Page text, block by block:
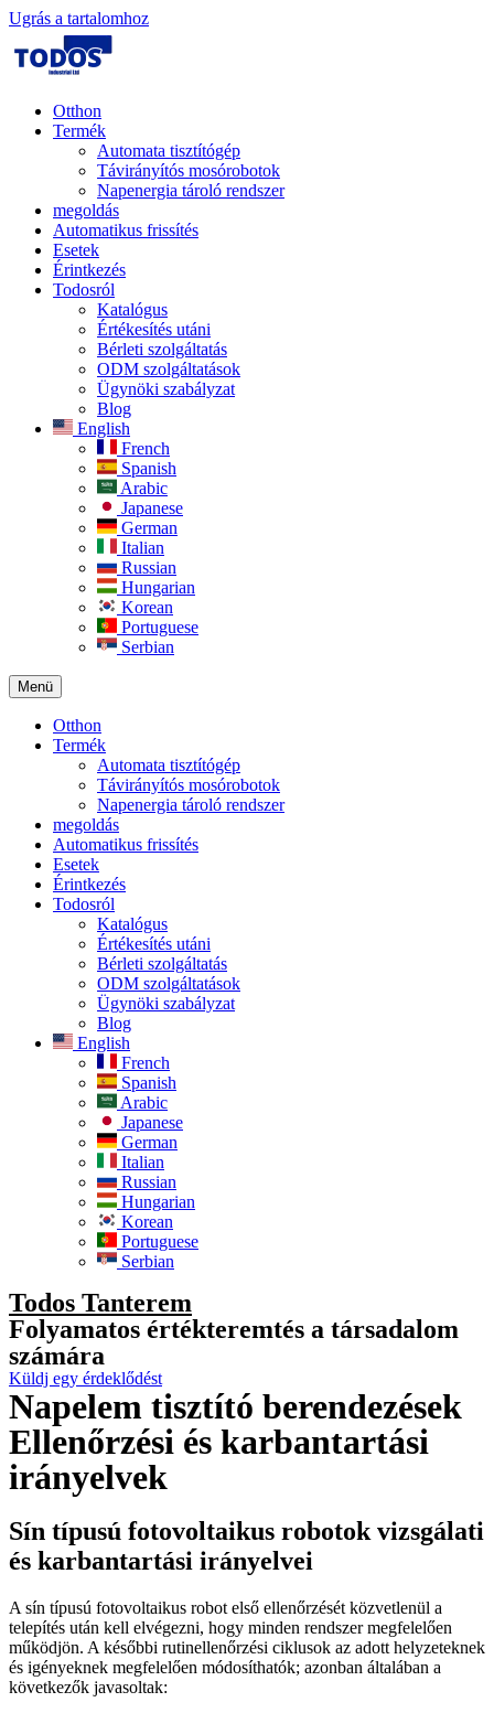
Ugrás a tartalomhoz
Otthon
Termék
Automata tisztítógép
Távirányítós mosórobotok
Napenergia tároló rendszer
megoldás
Automatikus frissítés
Esetek
Érintkezés
Todosról
Katalógus
Értékesítés utáni
Bérleti szolgáltatás
ODM szolgáltatások
Ügynöki szabályzat
Blog
English
French
Spanish
Arabic
Japanese
German
Italian
Russian
Hungarian
Korean
Portuguese
Serbian
Menü
Otthon
Termék
Automata tisztítógép
Távirányítós mosórobotok
Napenergia tároló rendszer
megoldás
Automatikus frissítés
Esetek
Érintkezés
Todosról
Katalógus
Értékesítés utáni
Bérleti szolgáltatás
ODM szolgáltatások
Ügynöki szabályzat
Blog
English
French
Spanish
Arabic
Japanese
German
Italian
Russian
Hungarian
Korean
Portuguese
Serbian
Todos Tanterem
Folyamatos értékteremtés a társadalom
számára
Küldj egy érdeklődést
Napelem tisztító berendezések
Ellenőrzési és karbantartási
irányelvek
Sín típusú fotovoltaikus robotok vizsgálati
és karbantartási irányelvei
A sín típusú fotovoltaikus robot első ellenőrzését közvetlenül a
telepítés után kell elvégezni, hogy minden rendszer megfelelően
működjön. A későbbi rutinellenőrzési ciklusok az adott helyzeteknek
és igényeknek megfelelően módosíthatók; azonban általában a
következők javasoltak: